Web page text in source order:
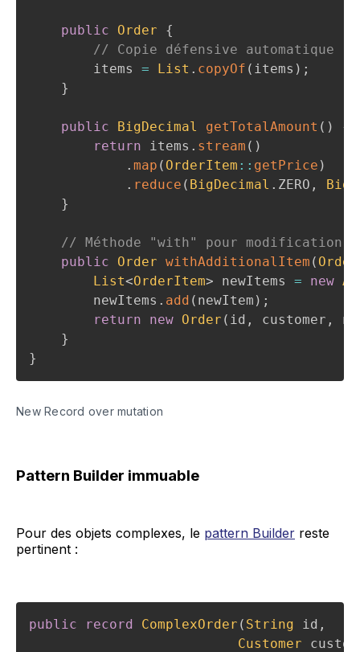
public Order
{
// Copie défensive automatique
        items
= List . copyOf ( items ) ;
}
public BigDecimal getTotalAmount ( )
{
return items . stream ( )
. map ( OrderItem :: getPrice )
. reduce ( BigDecimal . ZERO ,
}
// Méthode "with" pour modification
public
Order withAdditionalItem (
List<OrderItem> newItems = new
        newItems
. add ( newItem ) ;
return
new Order ( id , customer ,
}
}
New Record over mutation
Pattern Builder immuable
Pour des objets complexes, le pattern Builder reste
pertinent :
public record ComplexOrder ( String id ,
Customer